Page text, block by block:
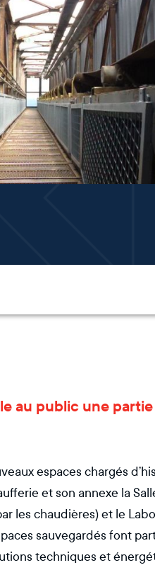
au public une
espaces chargés
et son annexe la
les chaudières) et le
sauvegardés font
techniques et